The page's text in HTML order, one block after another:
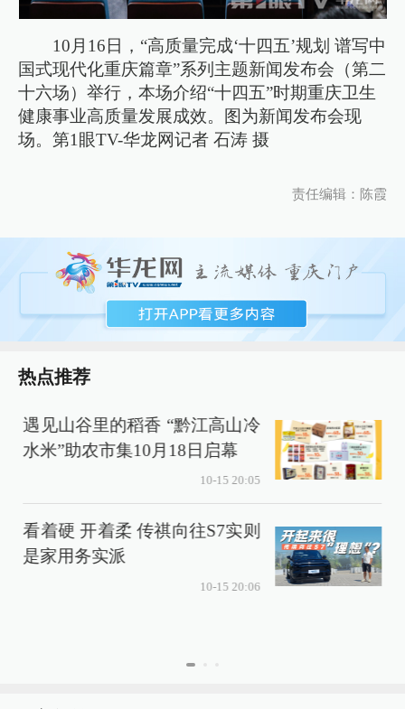
10月16日，“高质量完成‘十四五’规划 谱写中
国式现代化重庆篇章”系列主题新闻发布会（第二
十六场）举行，本场介绍“十四五”时期重庆卫生
健康事业高质量发展成效。图为新闻发布会现
场。第1眼TV-华龙网记者 石涛 摄
责任编辑：陈霞
热点推荐
遇见山谷里的稻香 “黔江高山冷
水米”助农市集10月18日启幕
10-15 20:05
看着硬 开着柔 传祺向往S7实则
是家用务实派
10-15 20:06